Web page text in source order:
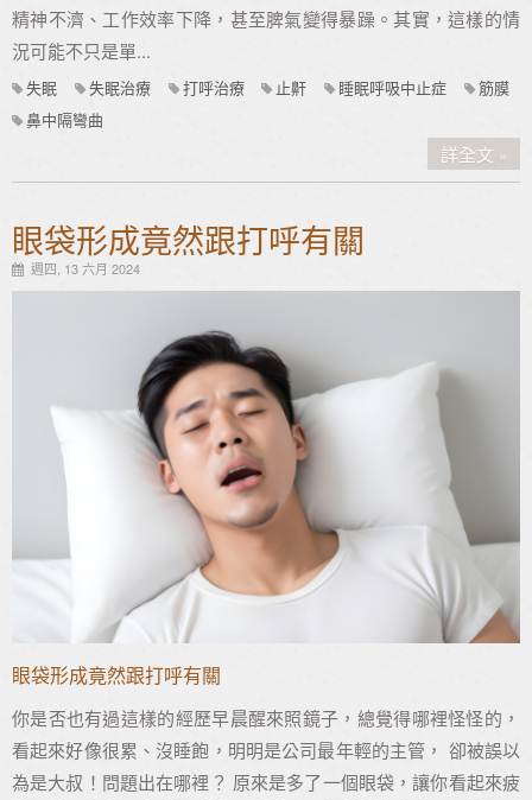
精神不濟、工作效率下降，甚至脾氣變得暴躁。其實，這樣的情
況可能不只是單...
失眠 失眠治療 打呼治療 止鼾 睡眠呼吸中止症
筋膜
鼻中隔彎曲
詳全文
眼袋形成竟然跟打呼有關
週四, 13 六月 2024
眼袋形成竟然跟打呼有關
你是否也有過這樣的經歷早晨醒來照鏡子，總覺得哪裡怪怪的，
看起來好像很累、沒睡飽，明明是公司最年輕的主管， 卻被誤以
為是大叔！問題出在哪裡？ 原來是多了一個眼袋，讓你看起來疲